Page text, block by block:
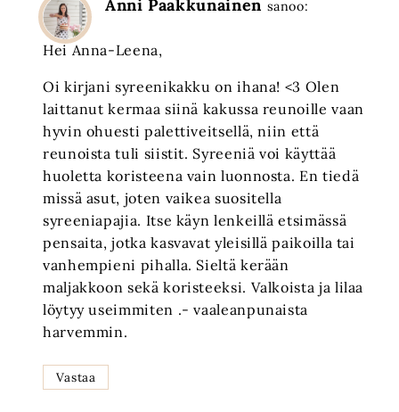
Anni Paakkunainen sanoo:
Hei Anna-Leena,
Oi kirjani syreenikakku on ihana! <3 Olen
laittanut kermaa siinä kakussa reunoille vaan
hyvin ohuesti palettiveitsellä, niin että
reunoista tuli siistit. Syreeniä voi käyttää
huoletta koristeena vain luonnosta. En tiedä
missä asut, joten vaikea suositella
syreeniapajia. Itse käyn lenkeillä etsimässä
pensaita, jotka kasvavat yleisillä paikoilla tai
vanhempieni pihalla. Sieltä kerään
maljakkoon sekä koristeeksi. Valkoista ja lilaa
löytyy useimmiten .- vaaleanpunaista
harvemmin.
Vastaa